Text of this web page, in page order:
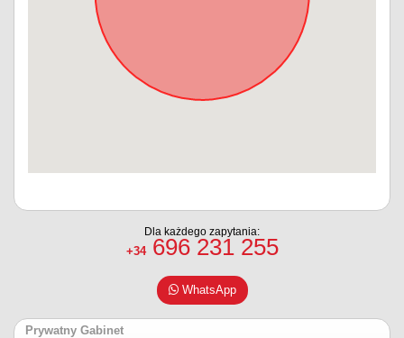
Dla każdego zapytania:
+34696 231 255
WhatsApp
Prywatny Gabinet